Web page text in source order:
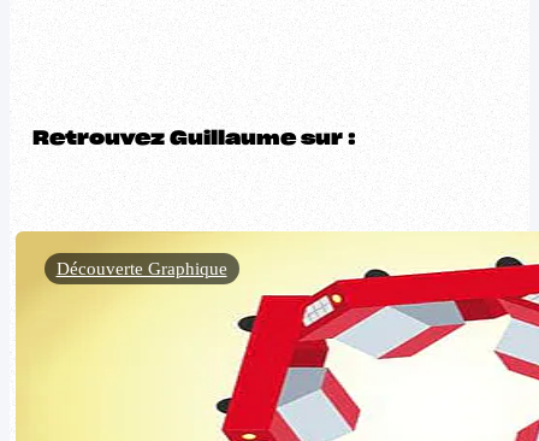
Retrouvez Guillaume sur :
Découverte Graphique